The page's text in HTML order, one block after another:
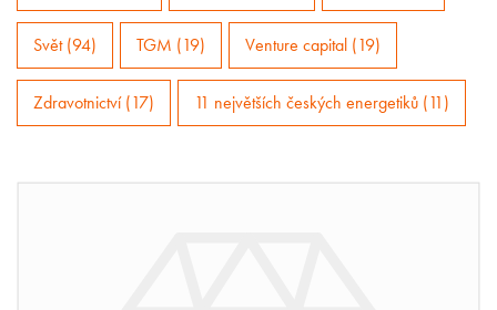
Svět (94) TGM (19) Venture capital (19)
Zdravotnictví (17) 11 největších českých energetiků (11)